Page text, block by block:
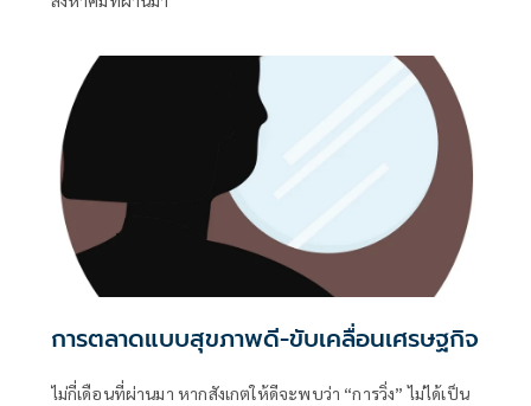
การตลาดแบบสุขภาพดี-ขับเคลื่อนเศรษฐกิจ
ไม่กี่เดือนที่ผ่านมา หากสังเกตให้ดีจะพบว่า “การวิ่ง” ไม่ได้เป็น